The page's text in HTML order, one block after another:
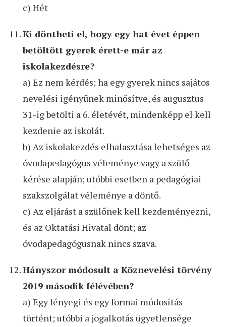
c) Hét
Ki döntheti el, hogy egy hat évet éppen
betöltött gyerek érett-e már az
iskolakezdésre?
a) Ez nem kérdés; ha egy gyerek nincs sajátos
nevelési igényűnek minősítve, és augusztus
31-ig betölti a 6. életévét, mindenképp el kell
kezdenie az iskolát.
b) Az iskolakezdés elhalasztása lehetséges az
óvodapedagógus véleménye vagy a szülő
kérése alapján; utóbbi esetben a pedagógiai
szakszolgálat véleménye a döntő.
c) Az eljárást a szülőnek kell kezdeményezni,
és az Oktatási Hivatal dönt; az
óvodapedagógusnak nincs szava.
Hányszor módosult a Köznevelési törvény
2019 második félévében?
a) Egy lényegi és egy formai módosítás
történt; utóbbi a jogalkotás ügyetlensége